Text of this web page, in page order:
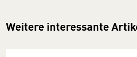
Weitere interessante